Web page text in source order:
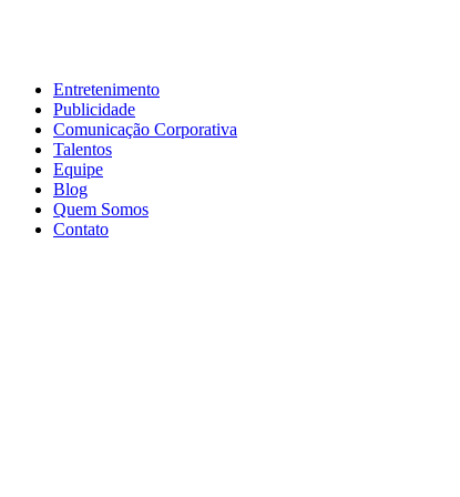
Entretenimento
Publicidade
Comunicação Corporativa
Talentos
Equipe
Blog
Quem Somos
Contato